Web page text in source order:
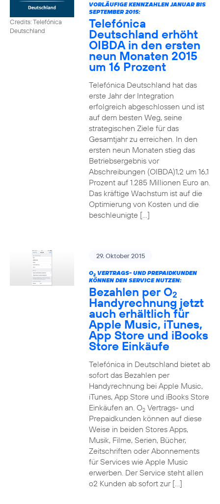
Credits: Telefónica
Deutschland
VORLÄUFIGE KENNZAHLEN JANUAR BIS
SEPTEMBER 2015:
Telefónica
Deutschland erhöht
OIBDA in den ersten
neun Monaten 2015
um 16 Prozent
Telefónica Deutschland hat das
erste Jahr der Integration
erfolgreich abgeschlossen und ist
auf dem besten Weg, seine
strategischen Ziele für das
Gesamtjahr zu erreichen. In den
ersten neun Monaten stieg das
Betriebsergebnis vor
Abschreibungen (OIBDA)1,2 um 16,1
Prozent auf 1.285 Millionen Euro an.
Das kräftige Wachstum ist auf die
Optimierung von Kosten und die
beschleunigte […]
29. Oktober 2015
O2VERTRAGS- UND PREPAIDKUNDEN
KÖNNEN DEN SERVICE NUTZEN:
Bezahlen per O2
Handyrechnung jetzt
auch erhältlich für
Apple Music, iTunes,
App Store und iBooks
Store Einkäufe
Telefónica in Deutschland bietet ab
sofort das Bezahlen per
Handyrechnung bei Apple Music,
iTunes, App Store und iBooks Store
Einkäufen an. O2Vertrags- und
Prepaidkunden können auf diese
Weise in beiden Stores Apps,
Musik, Filme, Serien, Bücher,
Zeitschriften oder Abonnements
für Services wie Apple Music
erwerben. Der Service steht allen
o2 Kunden ab sofort zur […]